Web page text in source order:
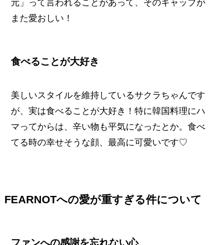
元」って言われることがあって、そのギャップが
また愛おしい！
食べることが大好き
美しいスタイルを維持しているサクラちゃんです
が、実は食べることが大好き！特に韓国料理にハ
マってからは、辛い物も平気になったとか。食べ
てる時の幸せそうな顔、最高に可愛いです♡
FEARNOTへの愛が重すぎる件について
ファンへの感謝を忘れない心